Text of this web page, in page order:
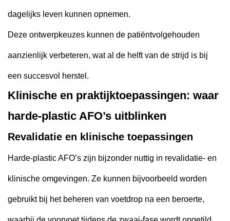
dagelijks leven kunnen opnemen.
Deze ontwerpkeuzes kunnen de patiëntvolgehouden
aanzienlijk verbeteren, wat al de helft van de strijd is bij
een succesvol herstel.
Klinische en praktijktoepassingen: waar
harde-plastic AFO’s uitblinken
Revalidatie en klinische toepassingen
Harde-plastic AFO’s zijn bijzonder nuttig in revalidatie- en
klinische omgevingen. Ze kunnen bijvoorbeeld worden
gebruikt bij het beheren van voetdrop na een beroerte,